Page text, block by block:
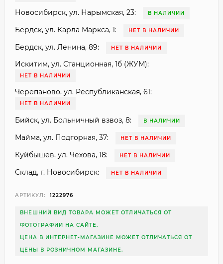
Новосибирск, ул. Нарымская, 23: В НАЛИЧИИ
Бердск, ул. Карла Маркса, 1: НЕТ В НАЛИЧИИ
Бердск, ул. Ленина, 89: НЕТ В НАЛИЧИИ
Искитим, ул. Станционная, 1б (ЖУМ):
НЕТ В НАЛИЧИИ
Черепаново, ул. Республиканская, 61:
НЕТ В НАЛИЧИИ
Бийск, ул. Больничный взвоз, 8: В НАЛИЧИИ
Майма, ул. Подгорная, 37: НЕТ В НАЛИЧИИ
Куйбышев, ул. Чехова, 18: НЕТ В НАЛИЧИИ
Склад, г. Новосибирск: НЕТ В НАЛИЧИИ
АРТИКУЛ: 1222976
ВНЕШНИЙ ВИД ТОВАРА МОЖЕТ ОТЛИЧАТЬСЯ ОТ
ФОТОГРАФИИ НА САЙТЕ.
ЦЕНА В ИНТЕРНЕТ-МАГАЗИНЕ МОЖЕТ ОТЛИЧАТЬСЯ ОТ
ЦЕНЫ В РОЗНИЧНОМ МАГАЗИНЕ.